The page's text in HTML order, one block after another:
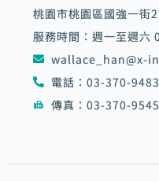
桃園市桃園區國強一街
服務時間：週一至週六
wallace_han@x-
電話：03-370-9483
傳真：03-370-9545